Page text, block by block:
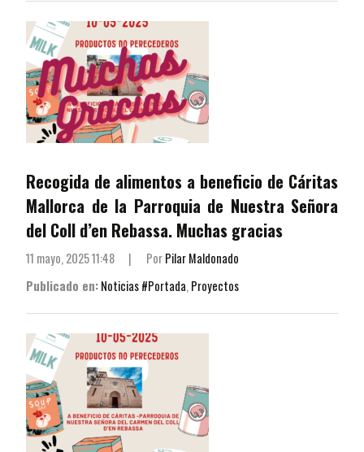
Recogida de alimentos a beneficio de Cáritas
Mallorca de la Parroquia de Nuestra Señora
del Coll d’en Rebassa. Muchas gracias
11 mayo, 2025 11:48 | PorPilar Maldonado
Publicado en:Noticias #Portada,Proyectos